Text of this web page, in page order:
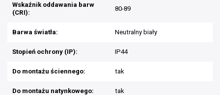
Wskaźnik oddawania barw
(CRI):
80-89
Barwa światła: Neutralny biały
Stopień ochrony (IP): IP44
Do montażu ściennego: tak
Do montażu natynkowego: tak